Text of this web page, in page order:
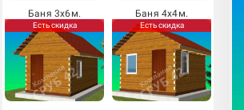
Баня 3х6м.
Есть скидка
Баня 4х4м.
Есть скидка